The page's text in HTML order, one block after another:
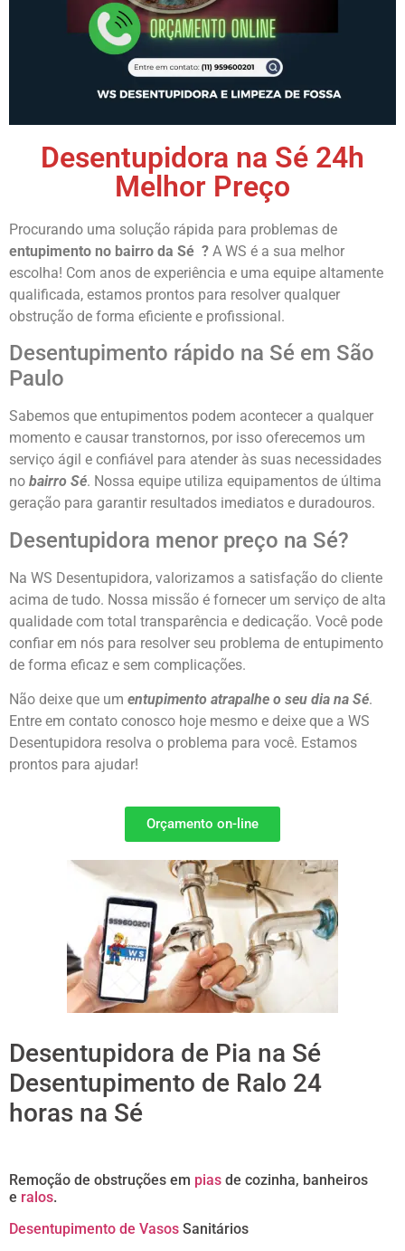
Desentupidora na Sé 24h
Melhor Preço
Procurando uma solução rápida para problemas de
entupimento no bairro da Sé ? A WS é a sua melhor
escolha! Com anos de experiência e uma equipe altamente
qualificada, estamos prontos para resolver qualquer
obstrução de forma eficiente e profissional.
Desentupimento rápido na Sé em São
Paulo
Sabemos que entupimentos podem acontecer a qualquer
momento e causar transtornos, por isso oferecemos um
serviço ágil e confiável para atender às suas necessidades
no bairro Sé. Nossa equipe utiliza equipamentos de última
geração para garantir resultados imediatos e duradouros.
Desentupidora menor preço na Sé?
Na WS Desentupidora, valorizamos a satisfação do cliente
acima de tudo. Nossa missão é fornecer um serviço de alta
qualidade com total transparência e dedicação. Você pode
confiar em nós para resolver seu problema de entupimento
de forma eficaz e sem complicações.
Não deixe que um entupimento atrapalhe o seu dia na Sé.
Entre em contato conosco hoje mesmo e deixe que a WS
Desentupidora resolva o problema para você. Estamos
prontos para ajudar!
Orçamento on-line
Desentupidora de Pia na Sé
Desentupimento de Ralo 24
horas na Sé
Remoção de obstruções em pias de cozinha, banheiros
e ralos.
Desentupimento de Vasos Sanitários